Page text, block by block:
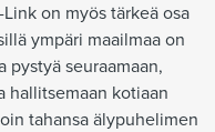
on myös tärkeä osa
ympäri maailmaa on
pystyä seuraamaan,
hallitsemaan kotiaan
tahansa älypuhelimen